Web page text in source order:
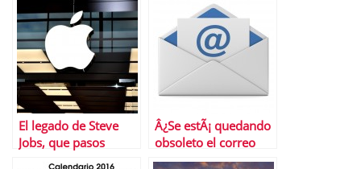
El legado de Steve
Jobs, que pasos
seguir y cuÃ¡les no
Â¿Se estÃ¡ quedando
obsoleto el correo
electrÃ³nico?